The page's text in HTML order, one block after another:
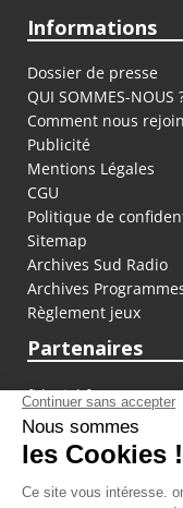
Informations
Dossier de presse
QUI SOMMES-NOUS
Comment nous
Publicité
Mentions Légales
CGU
Politique de
Sitemap
Archives Sud Radio
Archives
Règlement jeux
Partenaires
fiducial.fr
lyoncapitale.fr
olympique-et-
L'application